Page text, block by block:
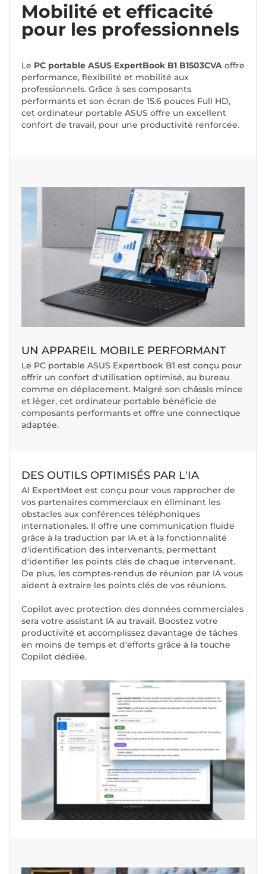
Mobilité et efficacité
pour les professionnels
Le PC portable ASUS ExpertBook B1 B1503CVA offre
performance, flexibilité et mobilité aux
professionnels. Grâce à ses composants
performants et son écran de 15.6 pouces Full HD,
cet ordinateur portable ASUS offre un excellent
confort de travail, pour une productivité renforcée.
UN APPAREIL MOBILE PERFORMANT
Le PC portable ASUS Expertbook B1 est conçu pour
offrir un confort d'utilisation optimisé, au bureau
comme en déplacement. Malgré son châssis mince
et léger, cet ordinateur portable bénéficie de
composants performants et offre une connectique
adaptée.
DES OUTILS OPTIMISÉS PAR L'IA
AI ExpertMeet est conçu pour vous rapprocher de
vos partenaires commerciaux en éliminant les
obstacles aux conférences téléphoniques
internationales. Il offre une communication fluide
grâce à la traduction par IA et à la fonctionnalité
d'identification des intervenants, permettant
d'identifier les points clés de chaque intervenant.
De plus, les comptes-rendus de réunion par IA vous
aident à extraire les points clés de vos réunions.
Copilot avec protection des données commerciales
sera votre assistant IA au travail. Boostez votre
productivité et accomplissez davantage de tâches
en moins de temps et d'efforts grâce à la touche
Copilot dédiée.